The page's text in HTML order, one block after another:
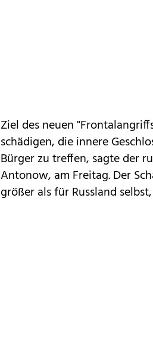
Ziel des neuen
schädigen, die innere
Bürger zu treffen, sagte der
Antonow, am Freitag. Der
größer als für Russland